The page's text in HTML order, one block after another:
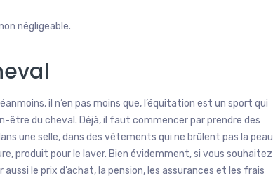
négligeable.
il n’en pas moins que, l’équitation est un sport qui
être du cheval. Déjà, il faut commencer par prendre des
une selle, dans des vêtements qui ne brûlent pas la peau
produit pour le laver. Bien évidemment, si vous souhaitez
le prix d’achat, la pension, les assurances et les frais